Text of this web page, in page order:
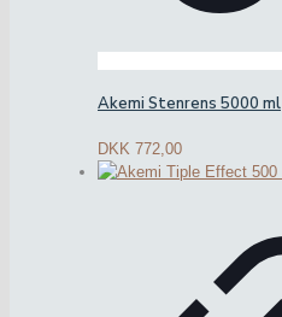
Akemi Stenrens 5000 ml
DKK 772,00